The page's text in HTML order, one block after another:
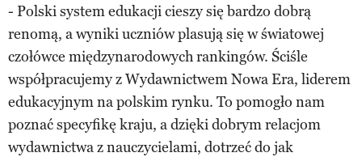
- Polski system edukacji cieszy się bardzo dobrą
renomą, a wyniki uczniów plasują się w światowej
czołówce międzynarodowych rankingów. Ściśle
współpracujemy z Wydawnictwem Nowa Era, liderem
edukacyjnym na polskim rynku. To pomogło nam
poznać specyfikę kraju, a dzięki dobrym relacjom
wydawnictwa z nauczycielami, dotrzeć do jak